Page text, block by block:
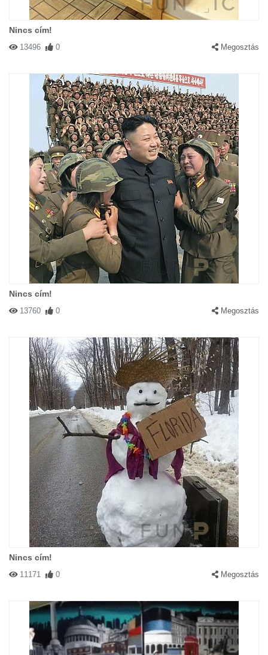
Nincs cím!
13496 0 Megosztás
Nincs cím!
13760 0 Megosztás
Nincs cím!
11171 0 Megosztás